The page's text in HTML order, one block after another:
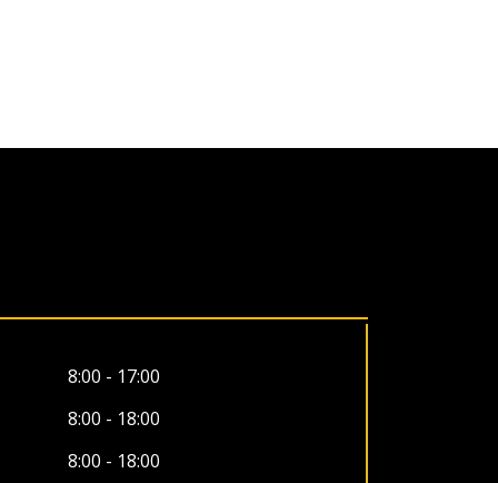
8:00 - 17:00
8:00 - 18:00
8:00 - 18:00